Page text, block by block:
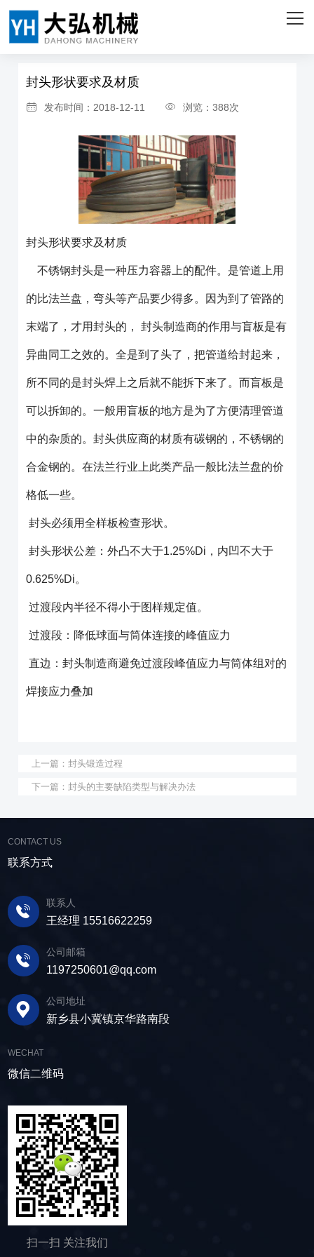
网站首页
产品中心
ENGLISH
首页 > 新闻资讯 >
封头形状要求及材质
发布时间：2018-12-11 浏览：388次
封头形状要求及材质
不锈钢封头是一种压力容器上的配件。是管道上用
的比法兰盘，弯头等产品要少得多。因为到了管路的
末端了，才用封头的， 封头制造商的作用与盲板是有
异曲同工之效的。全是到了头了，把管道给封起来，
所不同的是封头焊上之后就不能拆下来了。而盲板是
可以拆卸的。一般用盲板的地方是为了方便清理管道
中的杂质的。封头供应商的材质有碳钢的，不锈钢的
合金钢的。在法兰行业上此类产品一般比法兰盘的价
格低一些。
封头必须用全样板检查形状。
封头形状公差：外凸不大于1.25%Di，内凹不大于
0.625%Di。
过渡段内半径不得小于图样规定值。
过渡段：降低球面与筒体连接的峰值应力
直边：封头制造商避免过渡段峰值应力与筒体组对的
焊接应力叠加
上一篇：封头锻造过程
下一篇：封头的主要缺陷类型与解决办法
CONTACT US
联系方式
联系人
王经理 15516622259
公司邮箱
1197250601@qq.com
公司地址
新乡县小冀镇京华路南段
WECHAT
微信二维码
扫一扫 关注我们